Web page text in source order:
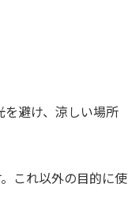
を避け、涼しい場所
これ以外の目的に使